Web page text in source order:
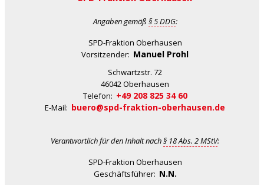
Angaben gemäß § 5 DDG:
SPD-Fraktion Oberhausen
Vorsitzender: Manuel Prohl
Schwartzstr. 72
46042 Oberhausen
Telefon: +49 208 825 34 60
E-Mail: buero@spd-fraktion-oberhausen.de
Verantwortlich für den Inhalt nach§ 18 Abs. 2 MStV:
SPD-Fraktion Oberhausen
Geschäftsführer: N.N.